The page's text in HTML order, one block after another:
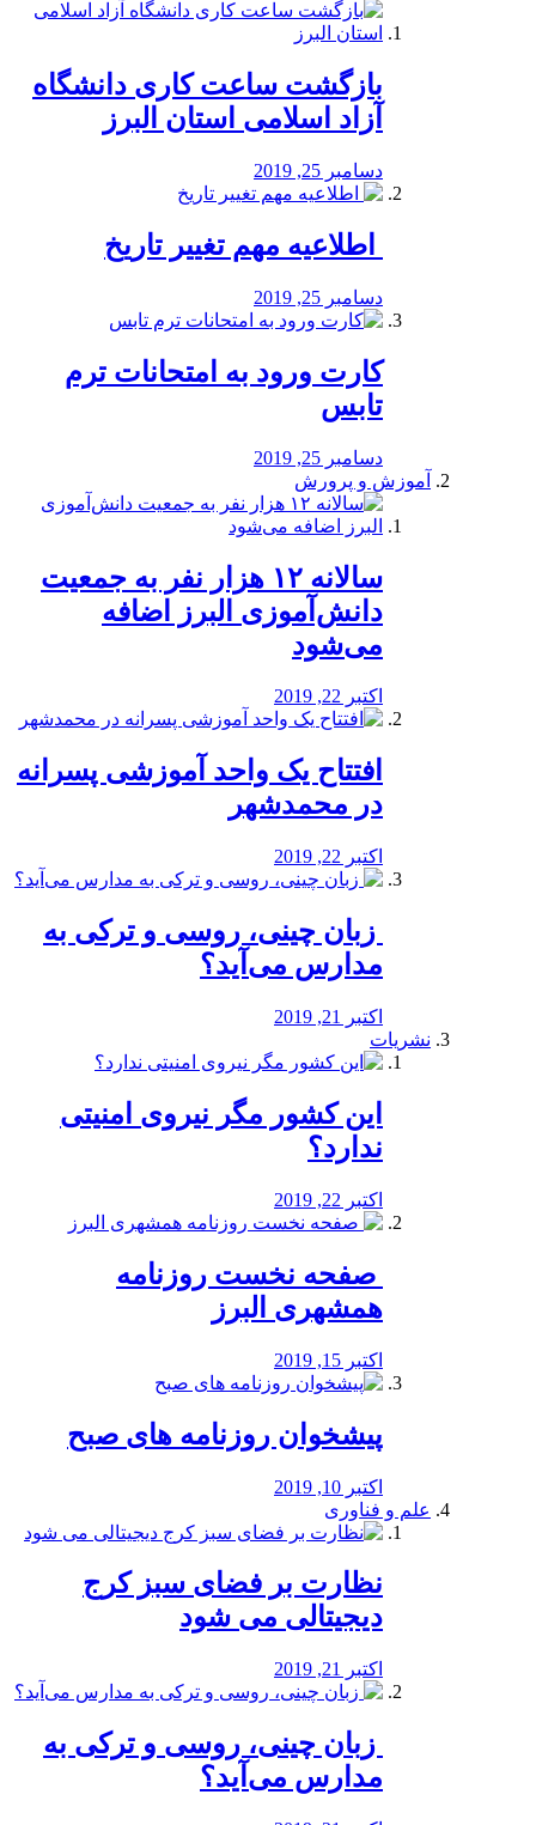
بازگشت ساعت کاری دانشگاه
آزاد اسلامی استان البرز
دسامبر 25, 2019
️ اطلاعیه مهم تغییر تاریخ
دسامبر 25, 2019
کارت ورود به امتحانات ترم
تابس
دسامبر 25, 2019
آموزش و پرورش
️سالانه ۱۲ هزار نفر به جمعیت
دانش‌آموزی البرز اضافه
می‌شود
اکتبر 22, 2019
افتتاح یک واحد آموزشی پسرانه
در محمدشهر
اکتبر 22, 2019
️ زبان چینی، روسی و ترکی به
مدارس می‌آید؟
اکتبر 21, 2019
نشریات
این کشور مگر نیروی امنیتی
ندارد؟
اکتبر 22, 2019
️ صفحه نخست روزنامه‌
همشهری البرز
اکتبر 15, 2019
پیشخوان روزنامه های صبح
اکتبر 10, 2019
علم و فناوری
نظارت بر فضای سبز کرج
دیجیتالی می شود
اکتبر 21, 2019
️ زبان چینی، روسی و ترکی به
مدارس می‌آید؟